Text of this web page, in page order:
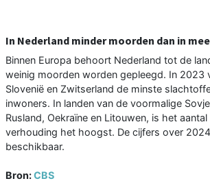
In Nederland minder moorden dan in
Binnen Europa behoort Nederland tot de
weinig moorden worden gepleegd. In 2023
Slovenië en Zwitserland de minste
inwoners. In landen van de voormalige
Rusland, Oekraïne en Litouwen, is het
verhouding het hoogst. De cijfers over
beschikbaar.
Bron:CBS